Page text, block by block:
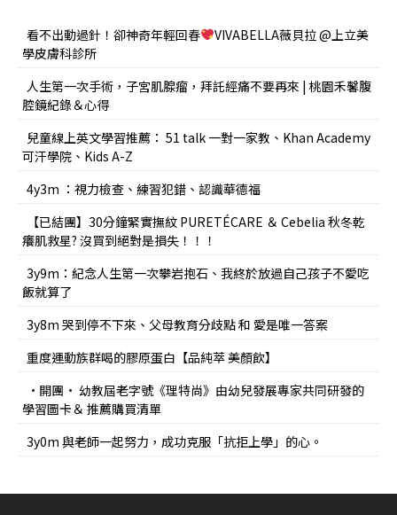
看不出動過針！卻神奇年輕回春
VIVABELLA薇貝拉 @上立美
學皮膚科診所
人生第一次手術，子宮肌腺瘤，拜託經痛不要再來 | 桃園禾馨腹
腔鏡紀錄＆心得
兒童線上英文學習推薦： 51 talk 一對一家教、Khan Academy
可汗學院、Kids A-Z
4y3m ：視力檢查、練習犯錯、認識華德福
【已結團】30分鐘緊實撫紋 PURETÉCARE ＆ Cebelia 秋冬乾
癢肌救星? 沒買到絕對是損失！！！
3y9m：紀念人生第一次攀岩抱石、我終於放過自己孩子不愛吃
飯就算了
3y8m 哭到停不下來、父母教育分歧點 和 愛是唯一答案
重度運動族群喝的膠原蛋白【品純萃 美顏飲】
•開團• 幼教屆老字號《理特尚》由幼兒發展專家共同研發的
學習圖卡＆ 推薦購買清單
3y0m 與老師一起努力，成功克服「抗拒上學」的心。